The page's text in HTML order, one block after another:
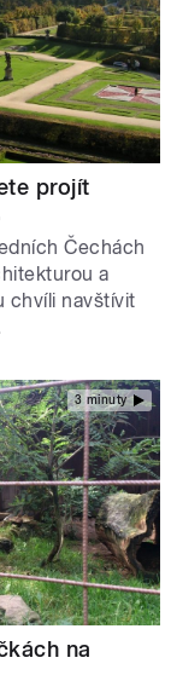
projít
Čechách
a
chvíli navštívit
3 minuty
na